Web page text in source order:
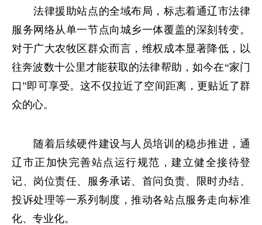
法律援助站点的全域布局，标志着通辽市法律
服务网络从单一节点向城乡一体覆盖的深刻转变。
对于广大农牧区群众而言，维权成本显著降低，以
往奔波数十公里才能获取的法律帮助，如今在“家门
口”即可享受。这不仅拉近了空间距离，更贴近了群
众的心。
随着后续硬件建设与人员培训的稳步推进，通
辽市正加快完善站点运行规范，建立健全接待登
记、岗位责任、服务承诺、首问负责、限时办结、
投诉处理等一系列制度，推动各站点服务走向标准
化、专业化。